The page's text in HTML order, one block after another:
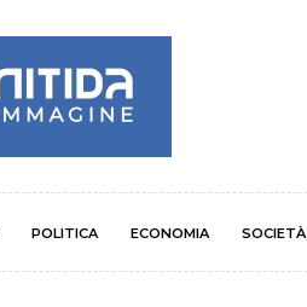
POLITICA ECONOMIA SOCIETÀ